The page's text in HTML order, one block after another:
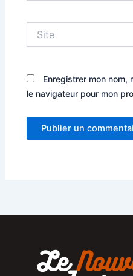
Enregistrer mon nom,
le navigateur pour mon